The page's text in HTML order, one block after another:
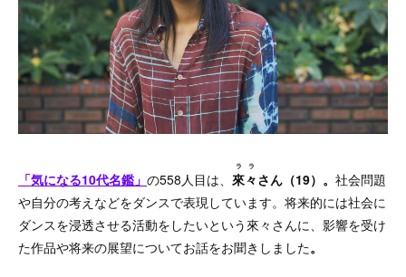
「気になる10代名鑑」 の558人目は、 來々
ララ
さん（19）。 社会問題
や自分の考えなどをダンスで表現しています。将来的には社会に
ダンスを浸透させる活動をしたいという來々さんに、影響を受け
た作品や将来の展望についてお話をお聞きしました。